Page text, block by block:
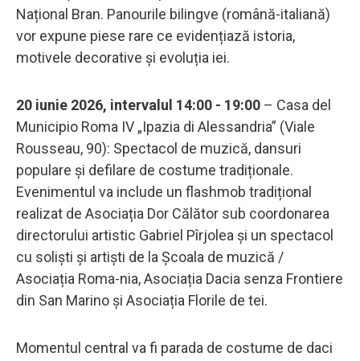
Național Bran. Panourile bilingve (română-italiană)
vor expune piese rare ce evidențiază istoria,
motivele decorative și evoluția iei.
20 iunie 2026, intervalul 14:00 - 19:00 – Casa del
Municipio Roma IV „Ipazia di Alessandria” (Viale
Rousseau, 90): Spectacol de muzică, dansuri
populare și defilare de costume tradiționale.
Evenimentul va include un flashmob tradițional
realizat de Asociația Dor Călător sub coordonarea
directorului artistic Gabriel Pîrjolea și un spectacol
cu soliști și artiști de la Școala de muzică /
Asociația Roma-nia, Asociația Dacia senza Frontiere
din San Marino și Asociația Florile de tei.
Momentul central va fi parada de costume de daci